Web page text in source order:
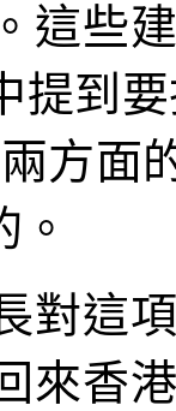
這些
提到
方面
對這
來香